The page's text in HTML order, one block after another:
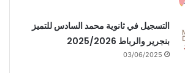
التسجيل في ثانوية محمد السادس للتميز
بنجرير والرباط 2025/2026
03/06/2025